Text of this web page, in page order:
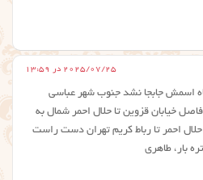
2025/07/25 در 13:59
اسمش جابجا نشد جنوب شهر عباسی
خیابان قزوین تا حلال احمر شمال به
احمر تا رباط کریم تهران دست راست
بار، طاهری